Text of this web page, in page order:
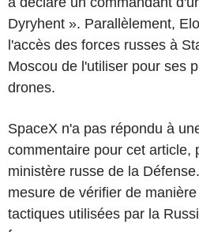
Dyryhent ». Parallèlement,
l'accès des forces russes à
Moscou de l'utiliser pour ses
drones.
SpaceX n'a pas répondu à
commentaire pour cet article,
ministère russe de la
mesure de vérifier de
tactiques utilisées par la